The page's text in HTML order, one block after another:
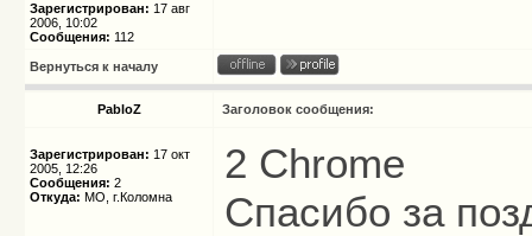
Зарегистрирован: 17 авг
2006, 10:02
Сообщения: 112
Вернуться к началу
PabloZ Заголовок сообщения:
Зарегистрирован: 17 окт
2005, 12:26
Сообщения: 2
Откуда: МО, г.Коломна
2 Chrome
Спасибо за